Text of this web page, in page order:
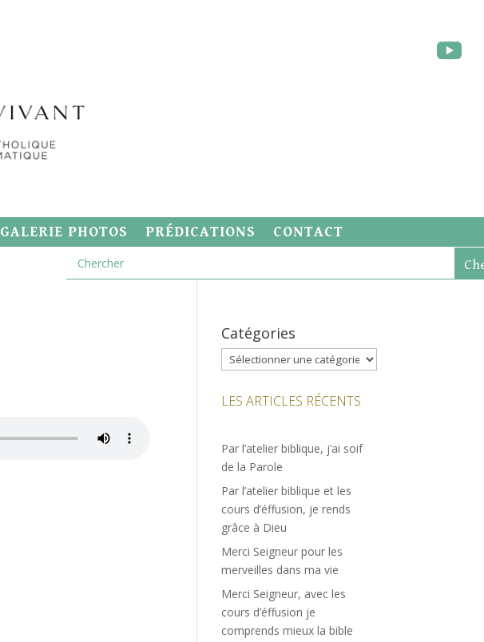
GALERIE PHOTOS PRÉDICATIONS CONTACT
Catégories
Catégories
LES ARTICLES RÉCENTS
Par l’atelier biblique, j’ai soif
de la Parole
Par l’atelier biblique et les
cours d’éffusion, je rends
grâce à Dieu
Merci Seigneur pour les
merveilles dans ma vie
Merci Seigneur, avec les
cours d’éffusion je
comprends mieux la bible